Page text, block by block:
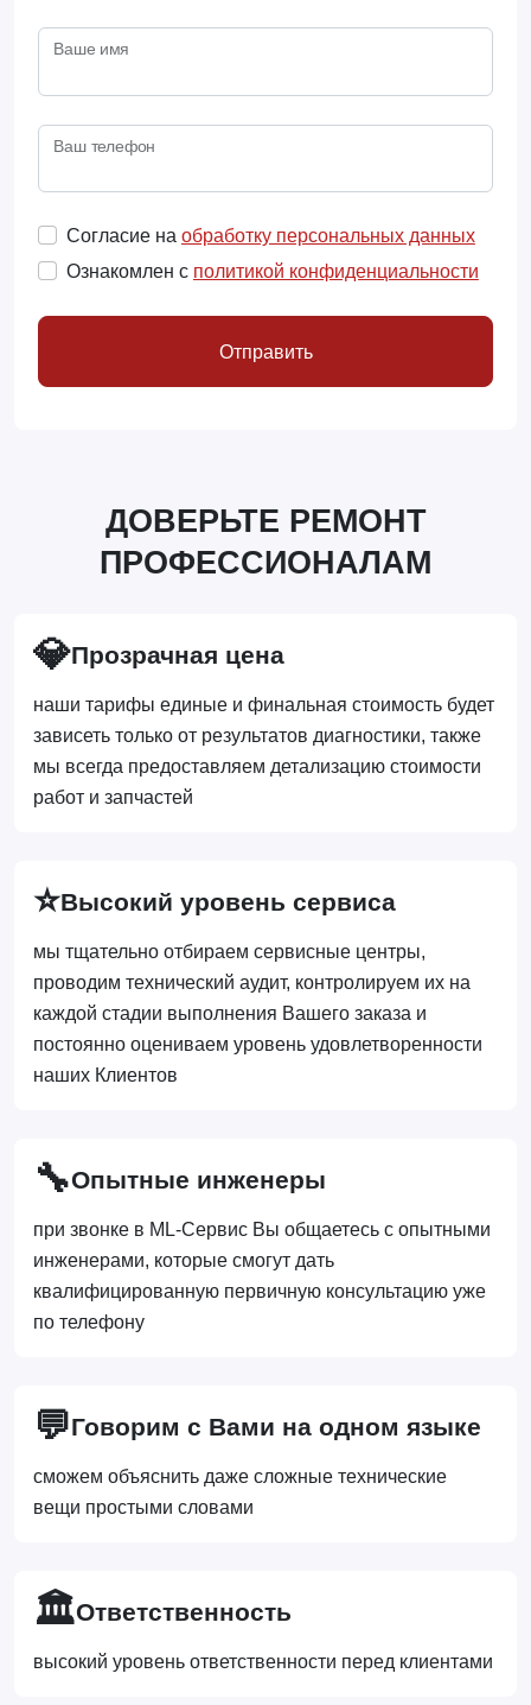
Ваше имя
Ваш телефон
Согласие на обработку персональных данных
Ознакомлен с политикой конфиденциальности
Отправить
ДОВЕРЬТЕ РЕМОНТ
ПРОФЕССИОНАЛАМ
💎Прозрачная цена
наши тарифы единые и финальная стоимость будет
зависеть только от результатов диагностики, также
мы всегда предоставляем детализацию стоимости
работ и запчастей
⭐Высокий уровень сервиса
мы тщательно отбираем сервисные центры,
проводим технический аудит, контролируем их на
каждой стадии выполнения Вашего заказа и
постоянно оцениваем уровень удовлетворенности
наших Клиентов
🔧Опытные инженеры
при звонке в ML-Сервис Вы общаетесь с опытными
инженерами, которые смогут дать
квалифицированную первичную консультацию уже
по телефону
💬Говорим с Вами на одном языке
сможем объяснить даже сложные технические
вещи простыми словами
🏛️Ответственность
высокий уровень ответственности перед клиентами